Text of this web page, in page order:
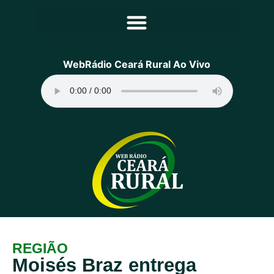
Principal
Programação
Equipe
Contato
Sobre
WebRádio Ceará Rural Ao Vivo
REGIÃO
Moisés Braz entrega